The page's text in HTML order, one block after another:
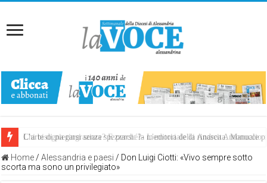
Chi bisogna ringraziare? E perché?- L’editoriale di Andrea Antonuccio
L’arte di piegarsi senza spezzarsi: la memoria della rinascita.
Home / Alessandria e paesi / Don Luigi Ciotti: «Vivo sempre sotto
scorta ma sono un privilegiato»